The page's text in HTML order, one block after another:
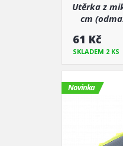
Utěrka z
cm
61 Kč
SKLADEM 2 KS
Novinka